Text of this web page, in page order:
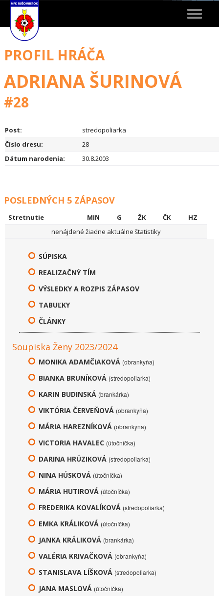
Toggle
PROFIL HRÁČA
ADRIANA ŠURINOVÁ
#28
Post:
stredopoliarka
Číslo dresu:
28
Dátum narodenia:
30.8.2003
POSLEDNÝCH 5 ZÁPASOV
Stretnutie MIN G ŽK ČK
HZ
nenájdené žiadne aktuálne štatistiky
SÚPISKA
REALIZAČNÝ TÍM
VÝSLEDKY A ROZPIS ZÁPASOV
TABUĽKY
ČLÁNKY
Soupiska Ženy 2023/2024
MONIKA ADAMČIAKOVÁ (obrankyňa)
BIANKA BRUNÍKOVÁ (stredopoliarka)
KARIN BUDINSKÁ (brankárka)
VIKTÓRIA ČERVEŇOVÁ (obrankyňa)
MÁRIA HAREZNÍKOVÁ (obrankyňa)
VICTORIA HAVALEC (útočníčka)
DARINA HRÚZIKOVÁ (stredopoliarka)
NINA HÚSKOVÁ (útočníčka)
MÁRIA HUTIROVÁ (útočníčka)
FREDERIKA KOVALÍKOVÁ (stredopoliarka)
EMKA KRÁLIKOVÁ (útočníčka)
JANKA KRÁLIKOVÁ (brankárka)
VALÉRIA KRIVAČKOVÁ (obrankyňa)
STANISLAVA LÍŠKOVÁ (stredopoliarka)
JANA MASLOVÁ (útočníčka)